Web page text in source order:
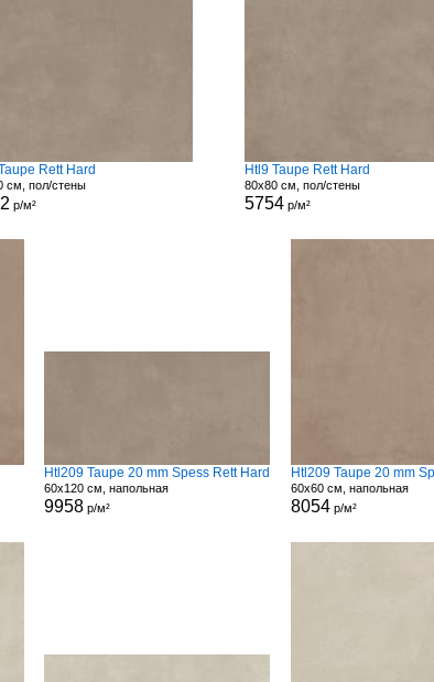
Rett Hard
см, пол/стены
р/м²
Htl9 Taupe Rett Hard
80x80 см, пол/стены
5754р/м²
Htl209 Taupe 20 mm Spess Rett Hard
60x120 см, напольная
9958 р/м²
Htl209 Taupe 20 mm
60x60 см, напольная
8054р/м²